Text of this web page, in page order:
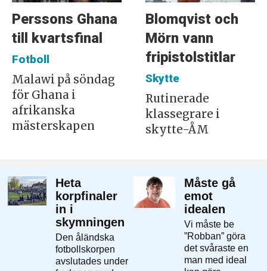
Perssons Ghana
till kvartsfinal
Fotboll
Malawi på söndag
för Ghana i
afrikanska
mästerskapen
Blomqvist och
Mörn vann
fripistolstitlar
Skytte
Rutinerade
klassegrare i
skytte-ÅM